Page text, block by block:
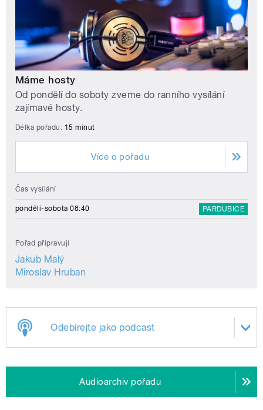
Máme hosty
Od pondělí do soboty zveme do ranního vysílání
zajímavé hosty.
Délka pořadu: 15 minut
Více o pořadu
Čas vysílání
pondělí-sobota 08:40 PARDUBICE
Pořad připravují
Jakub Malý
Miroslav Hruban
Odebírejte jako podcast
Audioarchiv pořadu